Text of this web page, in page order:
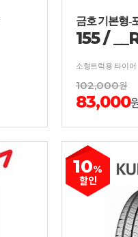
금호 기본형-
155/__
소형트럭용 타이어
102,000원
83,000
10%
할인